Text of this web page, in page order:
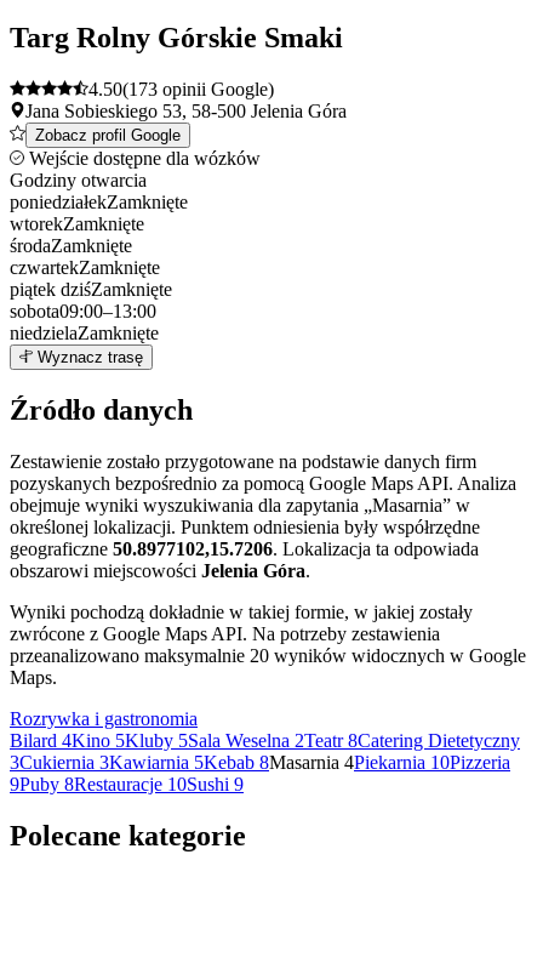
Targ Rolny Górskie Smaki
4.50(173 opinii Google)
Jana Sobieskiego 53, 58-500 Jelenia Góra
Zobacz profil Google
Wejście dostępne dla wózków
Godziny otwarcia
poniedziałekZamknięte
wtorekZamknięte
środaZamknięte
czwartekZamknięte
piątek dziśZamknięte
sobota09:00–13:00
niedzielaZamknięte
+
−
Wyznacz trasę
Źródło danych
Zestawienie zostało przygotowane na podstawie danych firm
pozyskanych bezpośrednio za pomocą Google Maps API. Analiza
obejmuje wyniki wyszukiwania dla zapytania „Masarnia” w
określonej lokalizacji. Punktem odniesienia były współrzędne
geograficzne 50.8977102,15.7206. Lokalizacja ta odpowiada
obszarowi miejscowości Jelenia Góra.
Wyniki pochodzą dokładnie w takiej formie, w jakiej zostały
zwrócone z Google Maps API. Na potrzeby zestawienia
przeanalizowano maksymalnie 20 wyników widocznych w Google
Maps.
Rozrywka i gastronomia
Bilard 4Kino 5Kluby 5Sala Weselna 2Teatr8Catering Dietetyczny
3Cukiernia 3Kawiarnia 5Kebab 8Masarnia 4Piekarnia 10Pizzeria
9Puby 8Restauracje 10Sushi 9
Polecane kategorie